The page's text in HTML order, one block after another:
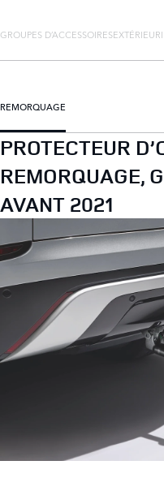
GROUPES D’ACCESSOIRESEXTÉRIEUR
REMORQUAGE
PROTECTEUR
REMORQUAGE,
AVANT 2021